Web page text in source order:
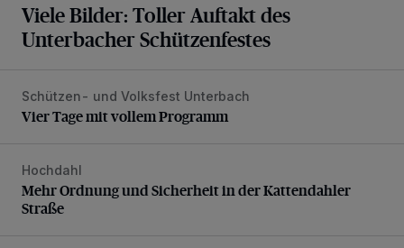
Viele Bilder: Toller Auftakt des
Unterbacher Schützenfestes
Vier Tage mit vollem Programm
Schützen- und Volksfest Unterbach
Vier Tage mit vollem Programm
Mehr Ordnung und Sicherheit in der Kattendahler Straße
Hochdahl
Mehr Ordnung und Sicherheit in der Kattendahler
Straße